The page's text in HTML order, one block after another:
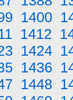
1400
1412
1424
1436
1448